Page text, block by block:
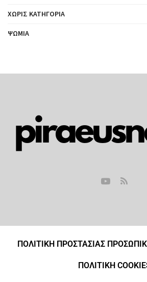
ΧΩΡΊΣ ΚΑΤΗΓΟΡΊΑ
ΨΩΜΙΆ
ΠΟΛΙΤΙΚΗ ΠΡΟΣΤΑΣΙΑΣ
ΠΟΛΙΤΙΚΗ